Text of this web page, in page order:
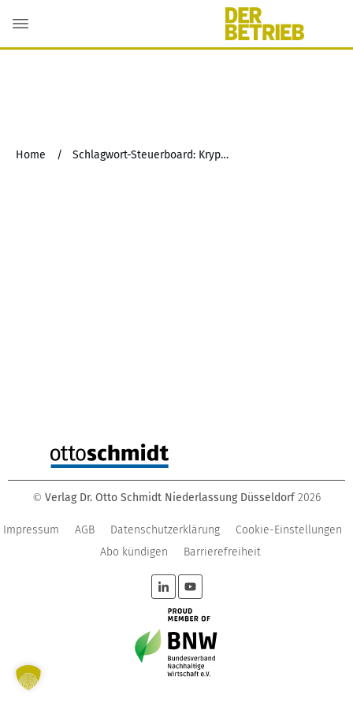
Home / Schlagwort-Steuerboard: Krypto-Währung
© Verlag Dr. Otto Schmidt Niederlassung Düsseldorf 2026
Impressum AGB Datenschutzerklärung
Cookie-Einstellungen
Abo kündigen
Barrierefreiheit